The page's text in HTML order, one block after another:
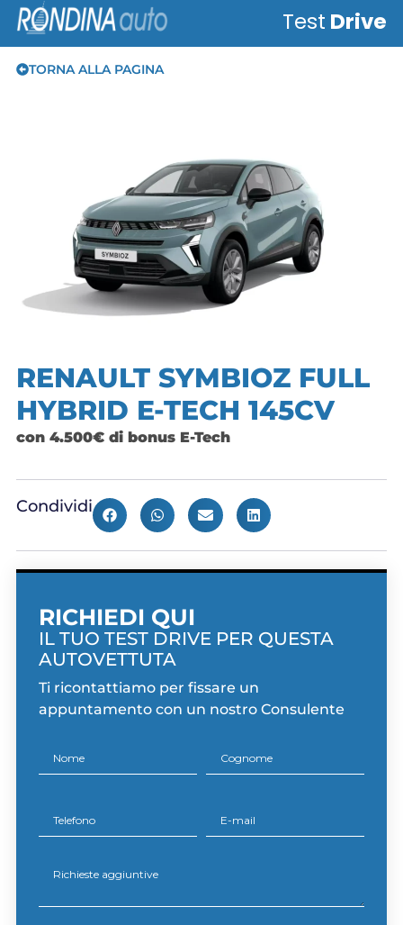
Test Drive
TORNA ALLA PAGINA
RENAULT SYMBIOZ FULL
HYBRID E-TECH 145CV
con 4.500€ di bonus E-Tech
Condividi
RICHIEDI QUI
IL TUO TEST DRIVE PER QUESTA
AUTOVETTUTA
Ti ricontattiamo per fissare un
appuntamento con un nostro Consulente